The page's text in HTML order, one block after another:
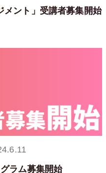
メント」受講者募集開始
ラム募集開始